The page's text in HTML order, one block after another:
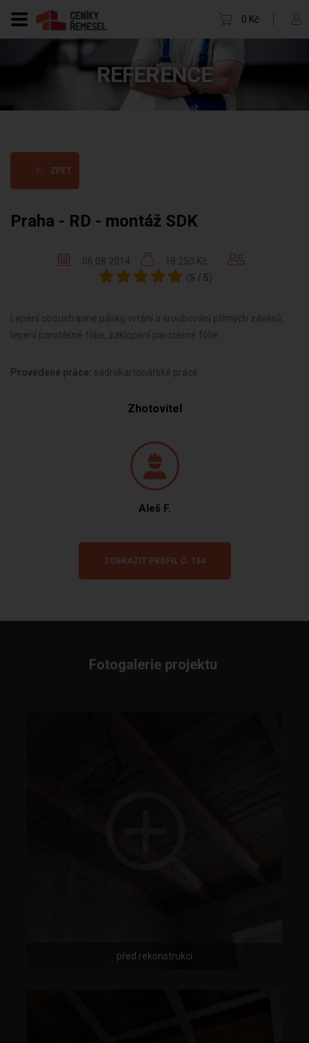
0 Kč
REFERENCE
ZPĚT
Praha - RD - montáž SDK
06.08.2014
18 250 Kč
( 5 / 5)
Lepení oboustranné pásky, vrtání a šroubování přímých závěsů,
lepení parotěsné fólie, zaklopení parotěsné fólie.
Provedené práce: sádrokartonářské práce
Zhotovitel
Aleš F.
ZOBRAZIT PROFIL Č. 154
Fotogalerie projektu
před rekonstrukcí